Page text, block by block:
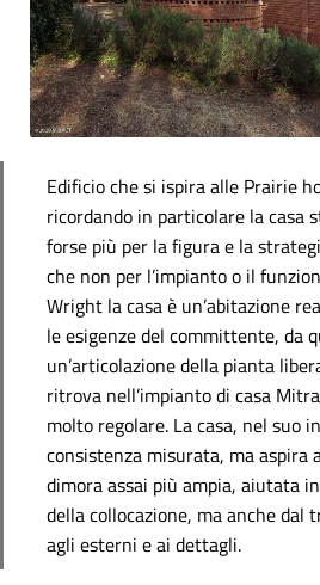
Edificio che si ispira alle Prairie
ricordando in particolare la casa
forse più per la figura e la
che non per l’impianto o il
Wright la casa è un’abitazione
le esigenze del committente, da
un’articolazione della pianta
ritrova nell’impianto di casa
molto regolare. La casa, nel suo
consistenza misurata, ma aspira
dimora assai più ampia, aiutata
della collocazione, ma anche
agli esterni e ai dettagli.